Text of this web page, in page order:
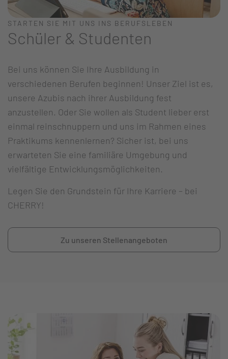
STARTEN SIE MIT UNS INS BERUFSLEBEN
Schüler & Studenten
Bei uns können Sie Ihre Ausbildung in
verschiedenen Berufen beginnen! Unser Ziel ist es,
unsere Azubis nach ihrer Ausbildung fest
anzustellen. Oder Sie wollen als Student lieber erst
einmal reinschnuppern und uns im Rahmen eines
Praktikums kennenlernen? Sicher ist, bei uns
erwarteten Sie eine familiäre Umgebung und
vielfältige Entwicklungsmöglichkeiten.
Legen Sie den Grundstein für Ihre Karriere – bei
CHERRY!
Zu unseren Stellenangeboten